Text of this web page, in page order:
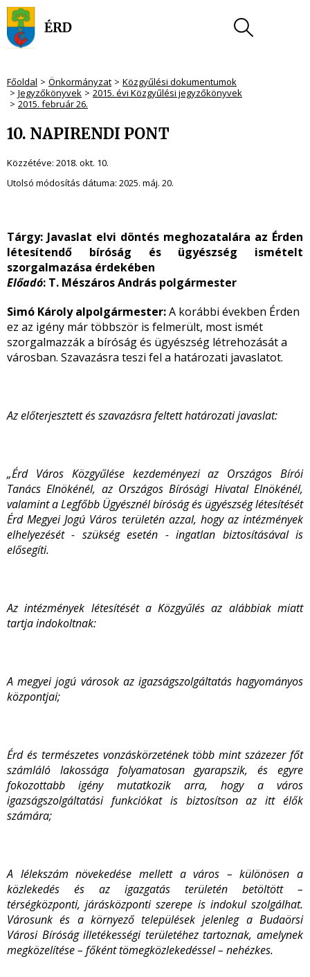
Főoldal Önkormányzat
Közgyűlési dokumentumok
Jegyzőkönyvek
2015. évi Közgyűlési jegyzőkönyvek
2015. február 26.
10. NAPIRENDI PONT
Közzétéve: 2018. okt. 10.
Utolsó módosítás dátuma: 2025. máj. 20.
Tárgy: Javaslat elvi döntés meghozatalára az Érden
létesítendő bíróság és ügyészség ismételt
szorgalmazása érdekében
Előadó: T. Mészáros András polgármester
Simó Károly alpolgármester:A korábbi években Érden
ez az igény már többször is felmerült, most ismét
szorgalmazzák a bíróság és ügyészség létrehozását a
városban. Szavazásra teszi fel a határozati javaslatot.
Az előterjesztett és szavazásra feltett határozati javaslat:
„Érd Város Közgyűlése kezdeményezi az Országos Bírói
Tanács Elnökénél, az Országos Bírósági Hivatal Elnökénél,
valamint a Legfőbb Ügyésznél bíróság és ügyészség létesítését
Érd Megyei Jogú Város területén azzal, hogy az intézmények
elhelyezését - szükség esetén - ingatlan biztosításával is
elősegíti.
Az intézmények létesítését a Közgyűlés az alábbiak miatt
tartja indokoltnak:
A megyei jogú városok az igazságszolgáltatás hagyományos
központjai;
Érd és természetes vonzáskörzetének több mint százezer főt
számláló lakossága folyamatosan gyarapszik, és egyre
fokozottabb igény mutatkozik arra, hogy a város
igazságszolgáltatási funkciókat is biztosítson az itt élők
számára;
A lélekszám növekedése mellett a város – különösen a
közlekedés és az igazgatás területén betöltött –
térségközponti,járásközponti szerepe is indokul szolgálhat.
Városunk és a környező települések jelenleg a Budaörsi
Városi Bíróság illetékességi területéhez tartoznak, amelynek
megközelítése – főként tömegközlekedéssel – nehézkes.